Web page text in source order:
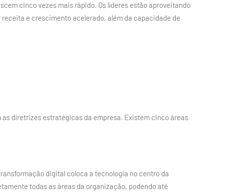
cinco vezes mais rápido. Os líderes estão aproveitando
e crescimento acelerado, além da capacidade de
diretrizes estratégicas da empresa. Existem cinco áreas
digital coloca a tecnologia no centro da
todas as áreas da organização, podendo até